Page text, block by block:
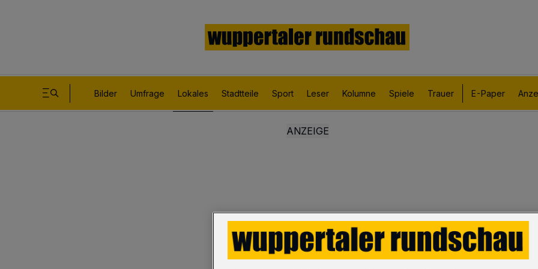
Bilder Umfrage Lokales Stadtteile Sport Leser Kolumne Spiele Trauer E-Paper